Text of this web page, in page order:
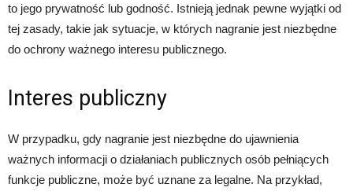
to jego prywatność lub godność. Istnieją jednak pewne wyjątki od
tej zasady, takie jak sytuacje, w których nagranie jest niezbędne
do ochrony ważnego interesu publicznego.
Interes publiczny
W przypadku, gdy nagranie jest niezbędne do ujawnienia
ważnych informacji o działaniach publicznych osób pełniących
funkcje publiczne, może być uznane za legalne. Na przykład,